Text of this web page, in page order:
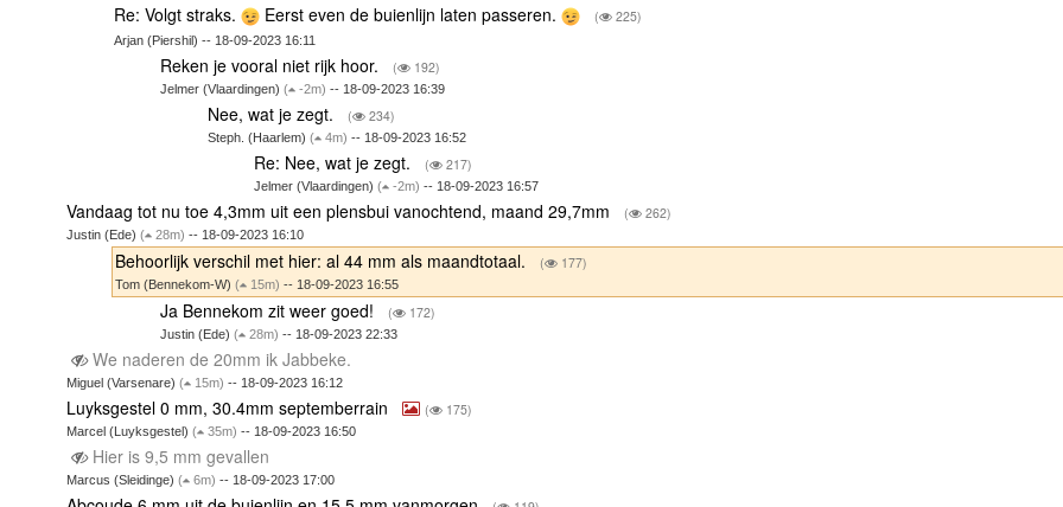
Re: Volgt straks. Eerst even de buienlijn laten passeren. ( 225)
Arjan (Piershil) -- 18-09-2023 16:11
Reken je vooral niet rijk hoor. ( 192)
Jelmer (Vlaardingen)( -2m) -- 18-09-2023 16:39
Nee, wat je zegt. ( 234)
Steph. (Haarlem) ( 4m) -- 18-09-2023 16:52
Re: Nee, wat je zegt. ( 217)
Jelmer (Vlaardingen)( -2m) -- 18-09-2023 16:57
Vandaag tot nu toe 4,3mm uit een plensbui vanochtend, maand 29,7mm ( 262)
Justin (Ede)( 28m) -- 18-09-2023 16:10
Behoorlijk verschil met hier: al 44 mm als maandtotaal. ( 177)
Tom (Bennekom-W) ( 15m) -- 18-09-2023 16:55
Ja Bennekom zit weer goed! ( 172)
Justin (Ede)( 28m) -- 18-09-2023 22:33
We naderen de 20mm ik Jabbeke.
Miguel (Varsenare)( 15m) -- 18-09-2023 16:12
Luyksgestel 0 mm, 30.4mm septemberrain ( 175)
Marcel (Luyksgestel)( 35m) -- 18-09-2023 16:50
Hier is 9,5 mm gevallen
Marcus (Sleidinge)( 6m) -- 18-09-2023 17:00